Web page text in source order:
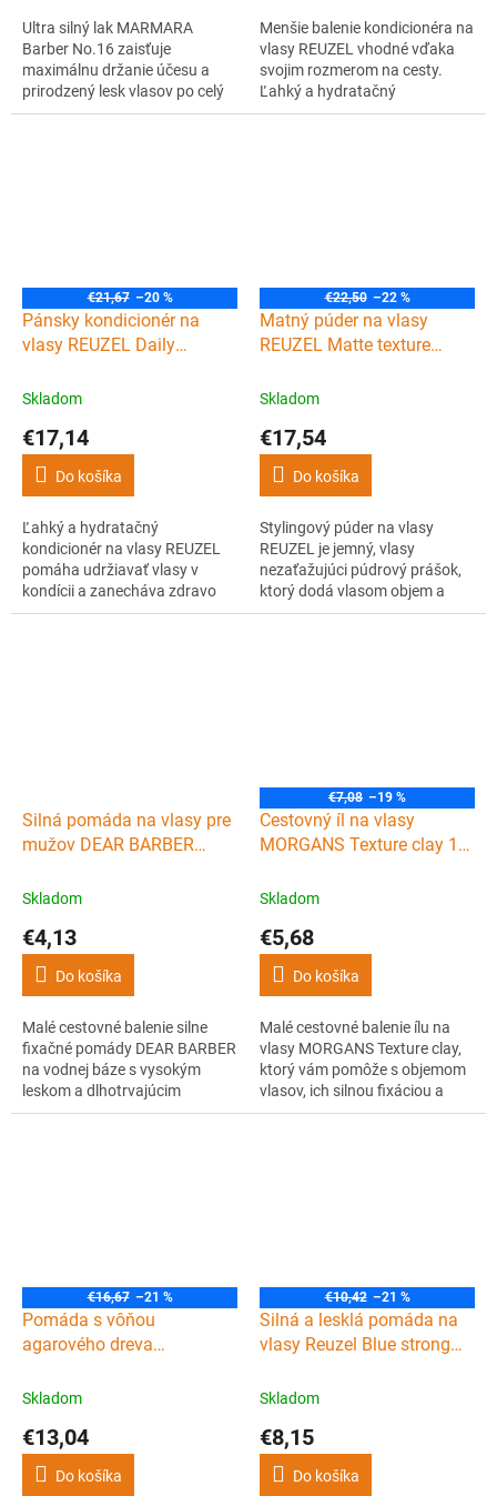
Ultra silný lak MARMARA
Barber No.16 zaisťuje
maximálnu držanie účesu a
prirodzený lesk vlasov po celý
deň. Tento pánsky lak na vlasy
Menšie balenie kondicionéra na
vlasy REUZEL vhodné vďaka
svojim rozmerom na cesty.
Ľahký a hydratačný
kondicionér, ktorý pomáha
€21,67 –20 %
Pánsky kondicionér na
vlasy REUZEL Daily
Skladom
€17,14
Do košíka
Ľahký a hydratačný
kondicionér na vlasy REUZEL
pomáha udržiavať vlasy v
kondícii a zanecháva zdravo
vyzerajúcu pokožku hlavy. Je
€22,50 –22 %
Matný púder na vlasy
REUZEL Matte texture
Skladom
€17,54
Do košíka
Stylingový púder na vlasy
REUZEL je jemný, vlasy
nezaťažujúci púdrový prášok,
ktorý dodá vlasom objem a
matný vzhľad. Vlasy nelepia,
Silná pomáda na vlasy pre
mužov DEAR BARBER
Skladom
€4,13
Do košíka
Malé cestovné balenie silne
fixačné pomády DEAR BARBER
na vodnej báze s vysokým
leskom a dlhotrvajúcim
držaním. Účes spoľahlivo udrží
€7,08 –19 %
Cestovný íl na vlasy
MORGANS Texture clay 15
Skladom
€5,68
Do košíka
Malé cestovné balenie ílu na
vlasy MORGANS Texture clay,
ktorý vám pomôže s objemom
vlasov, ich silnou fixáciou a
matným vzhľadom. Poteší vás
€16,67 –21 %
Pomáda s vôňou
agarového dreva
Firm hold pomade 100 g
Skladom
€13,04
Do košíka
€10,42 –21 %
Silná a lesklá pomáda na
vlasy Reuzel Blue strong
35 g
Skladom
€8,15
Do košíka